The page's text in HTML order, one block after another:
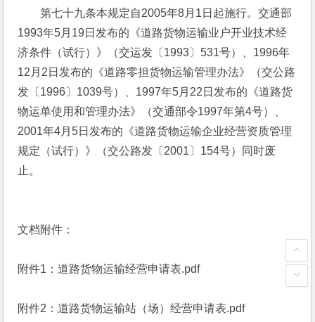
第七十九条本规定自2005年8月1日起施行。交通部
1993年5月19日发布的《道路货物运输业户开业技术经
济条件（试行）》（交运发〔1993〕531号）、1996年
12月2日发布的《道路零担货物运输管理办法》（交公路
发〔1996〕1039号）、1997年5月22日发布的《道路货
物运单使用和管理办法》（交通部令1997年第4号）、
2001年4月5日发布的《道路货物运输企业经营资质管理
规定（试行）》（交公路发〔2001〕154号）同时废
止。
文档附件：
附件1：道路货物运输经营申请表.pdf
附件2：道路货物运输站（场）经营申请表.pdf